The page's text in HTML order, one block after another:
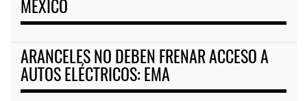
MÉXICO
ARANCELES NO DEBEN FRENAR ACCESO A
AUTOS ELÉCTRICOS: EMA